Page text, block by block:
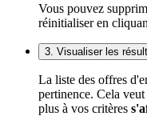
Vous pouvez
réinitialiser en
3. Visualiser les
La liste des offres
pertinence. Cela
plus à vos critères